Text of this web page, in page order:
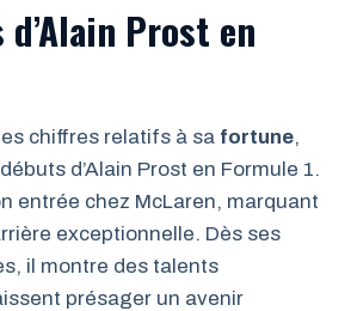
Prost en
chiffres relatifs à sa fortune,
d’Alain Prost en Formule 1.
entrée chez McLaren, marquant
exceptionnelle. Dès ses
il montre des talents
présager un avenir